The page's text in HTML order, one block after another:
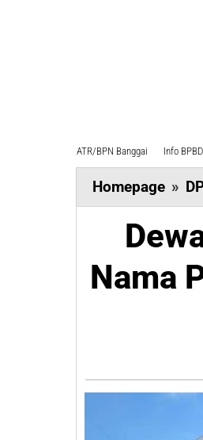
ATR/BPN Banggai Info BPBD
Homepage »
Nama